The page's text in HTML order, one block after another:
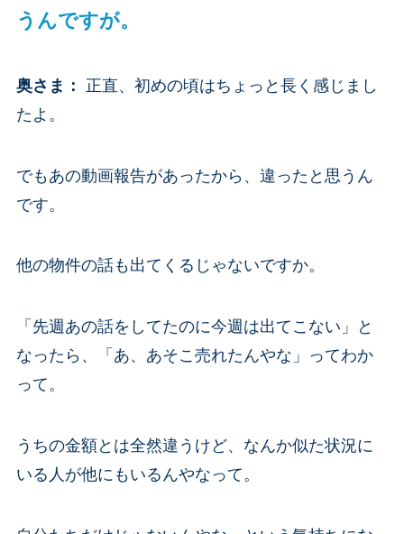
うんですが。
奥さま ：
正直、初めの頃はちょっと長く感じまし
たよ。
でもあの動画報告があったから、違ったと思うん
です。
他の物件の話も出てくるじゃないですか。
「先週あの話をしてたのに今週は出てこない」と
なったら、「あ、あそこ売れたんやな」ってわか
って。
うちの金額とは全然違うけど、なんか似た状況に
いる人が他にもいるんやなって。